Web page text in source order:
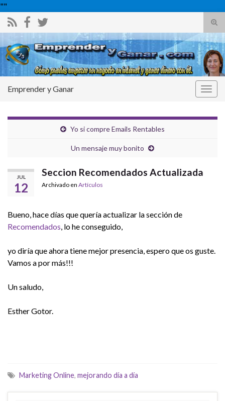
""
el
de
Search for:
Emprender y Ganar
Yo si compre Emails Rentables
Un mensaje muy bonito
JUL
12
Seccion Recomendados Actualizada
Archivado en Artículos
Bueno, hace días que quería actualizar la sección de
Recomendados , lo he conseguido,
yo diría que ahora tiene mejor presencia, espero que os guste.
Vamos a por más!!!
Un saludo,
Esther Gotor.
Marketing Online, mejorando día a día